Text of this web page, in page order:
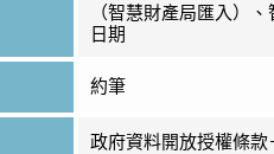
（智慧財產局匯入）
日期
約筆
政府資料開放授權條款